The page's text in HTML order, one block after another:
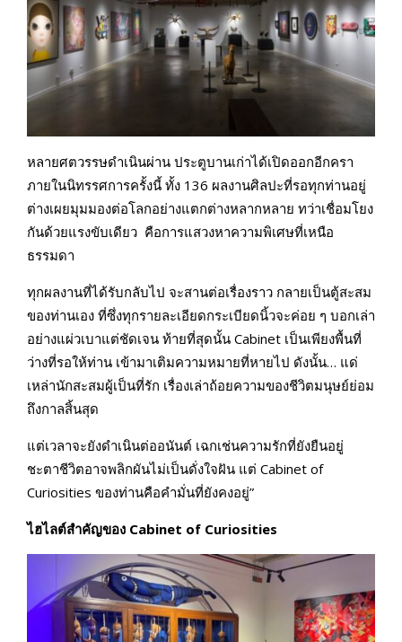
หลายศตวรรษดำเนินผ่าน ประตูบานเก่าได้เปิดออกอีกครา
ภายในนิทรรศการครั้งนี้ ทั้ง 136 ผลงานศิลปะที่รอทุกท่านอยู่
ต่างเผยมุมมองต่อโลกอย่างแตกต่างหลากหลาย ทว่าเชื่อมโยง
กันด้วยแรงขับเดียว คือการแสวงหาความพิเศษที่เหนือ
ธรรมดา
ทุกผลงานที่ได้รับกลับไป จะสานต่อเรื่องราว กลายเป็นตู้สะสม
ของท่านเอง ที่ซึ่งทุกรายละเอียดกระเบียดนิ้วจะค่อย ๆ บอกเล่า
อย่างแผ่วเบาแต่ชัดเจน ท้ายที่สุดนั้น Cabinet เป็นเพียงพื้นที่
ว่างที่รอให้ท่าน เข้ามาเติมความหมายที่หายไป ดังนั้น… แด่
เหล่านักสะสมผู้เป็นที่รัก เรื่องเล่าถ้อยความของชีวิตมนุษย์ย่อม
ถึงกาลสิ้นสุด
แต่เวลาจะยังดำเนินต่ออนันต์ เฉกเช่นความรักที่ยังยืนอยู่
ชะตาชีวิตอาจพลิกผันไม่เป็นดั่งใจฝัน แต่ Cabinet of
Curiosities ของท่านคือคำมั่นที่ยังคงอยู่”
ไฮไลต์สำคัญของ Cabinet of Curiosities